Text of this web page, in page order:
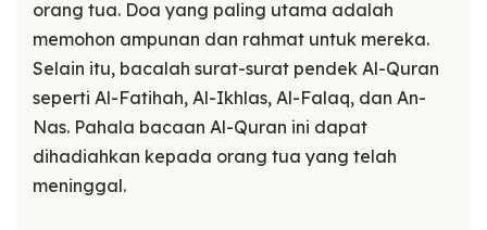
orang tua. Doa yang paling utama adalah
memohon ampunan dan rahmat untuk mereka.
Selain itu, bacalah surat-surat pendek Al-Quran
seperti Al-Fatihah, Al-Ikhlas, Al-Falaq, dan An-
Nas. Pahala bacaan Al-Quran ini dapat
dihadiahkan kepada orang tua yang telah
meninggal.